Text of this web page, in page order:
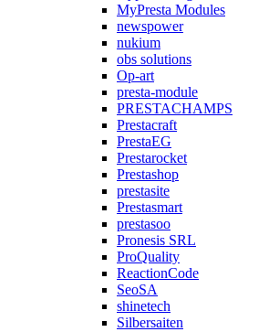
MyPresta Modules
newspower
nukium
obs solutions
Op-art
presta-module
PRESTACHAMPS
Prestacraft
PrestaEG
Prestarocket
Prestashop
prestasite
Prestasmart
prestasoo
Pronesis SRL
ProQuality
ReactionCode
SeoSA
shinetech
Silbersaiten